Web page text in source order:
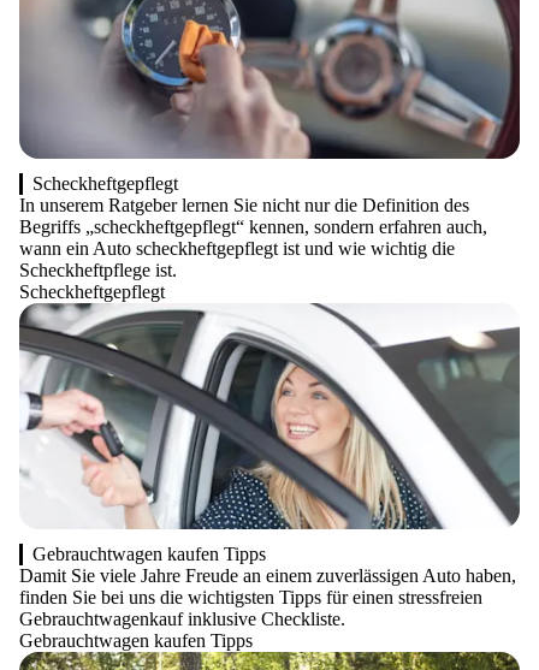
Scheckheftgepflegt
In unserem Ratgeber lernen Sie nicht nur die Definition des
Begriffs „scheckheftgepflegt“ kennen, sondern erfahren auch,
wann ein Auto scheckheftgepflegt ist und wie wichtig die
Scheckheftpflege ist.
Scheckheftgepflegt
Gebrauchtwagen kaufen Tipps
Damit Sie viele Jahre Freude an einem zuverlässigen Auto haben,
finden Sie bei uns die wichtigsten Tipps für einen stressfreien
Gebrauchtwagenkauf inklusive Checkliste.
Gebrauchtwagen kaufen Tipps